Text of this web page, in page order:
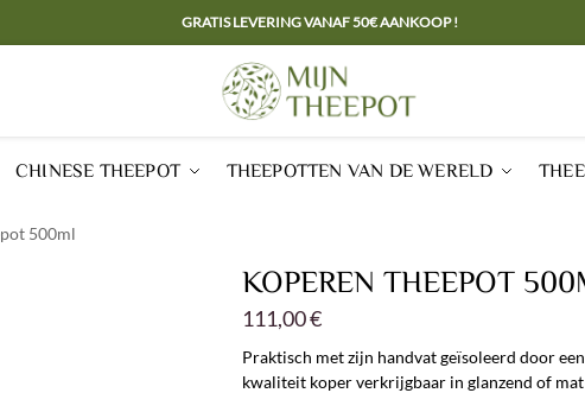
GRATIS LEVERING VANAF 50€ AANKOOP !
CHINESE THEEPOT THEEPOTTEN VAN DE WERELD
500ml
KOPEREN THEEPOT
111,00€
Praktisch met zijn handvat geïsoleerd door
kwaliteit koper verkrijgbaar in glanzend of